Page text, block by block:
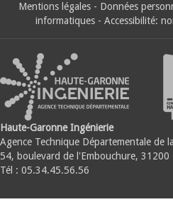
Mentions légales - Données
informatiques - Accessibilité:
Haute-Garonne Ingénierie
Agence Technique Départementale de
54, boulevard de l'Embouchure, 31200
Tél : 05.34.45.56.56